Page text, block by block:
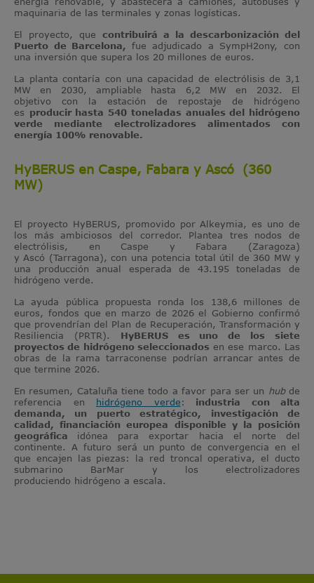
maquinaria de las terminales y zonas logísticas.
El proyecto, que contribuirá a la descarbonización del
Puerto de Barcelona, fue adjudicado a SympH2ony, con
una inversión que supera los 20 millones de euros.
La planta contaría con una capacidad de electrólisis de 3,1
MW en 2030,
ampliable hasta 6,2 MW en 2032. El
objetivo con la estación de repostaje de hidrógeno
es producir hasta 540 toneladas anuales del hidrógeno
verde mediante electrolizadores alimentados con
energía 100% renovable.
HyBERUS en Caspe, Fabara y Ascó (360
MW)
El proyecto HyBERUS, promovido por Alkeymia, es uno de
los más ambiciosos del corredor. Plantea tres nodos de
electrólisis, en Caspe y Fabara (Zaragoza)
y Ascó (Tarragona), con una potencia total útil de 360 MW y
una producción anual esperada de 43.195 toneladas de
hidrógeno verde.
La ayuda pública propuesta ronda los 138,6 millones de
euros, fondos que en marzo de 2026 el Gobierno confirmó
que provendrían del Plan de Recuperación, Transformación y
Resiliencia (PRTR). HyBERUS es uno de los siete
proyectos de hidrógeno seleccionados en ese marco. Las
obras de la rama tarraconense podrían arrancar antes de
que termine 2026.
En resumen, Cataluña tiene todo a favor para ser un hubde
referencia en hidrógeno verde:
industria con alta
demanda, un puerto estratégico, investigación de
calidad, financiación europea disponible y la posición
geográfica idónea para exportar hacia el norte del
continente. A futuro será un punto de convergencia en el
que encajen las piezas: la red troncal operativa, el ducto
submarino BarMar y los electrolizadores
produciendo hidrógeno a escala.